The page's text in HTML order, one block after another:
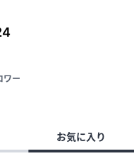
ワー
お気に入り